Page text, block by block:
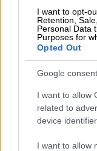
I want to opt-
Retention,
Personal Data
Purposes for
Opted Out
Google
I want to allow
related to
device
I want to allow
που
επιρροής
αιτούντων,
ερωτήματα
Οργανισμού
του».
Διαβάστε
πρόταση